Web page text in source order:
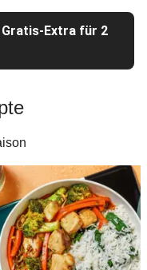
Gratis-Extra für 2